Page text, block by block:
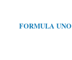
FORMULA UNO